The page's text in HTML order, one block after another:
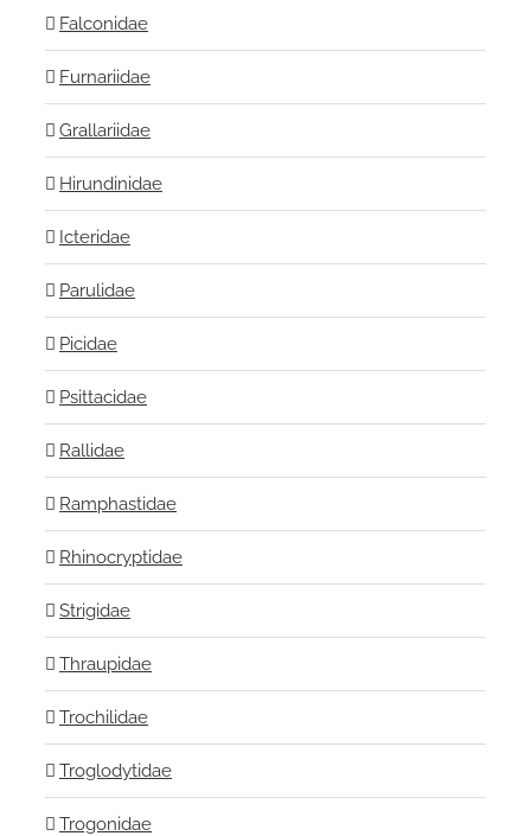
Falconidae
Furnariidae
Grallariidae
Hirundinidae
Icteridae
Parulidae
Picidae
Psittacidae
Rallidae
Ramphastidae
Rhinocryptidae
Strigidae
Thraupidae
Trochilidae
Troglodytidae
Trogonidae